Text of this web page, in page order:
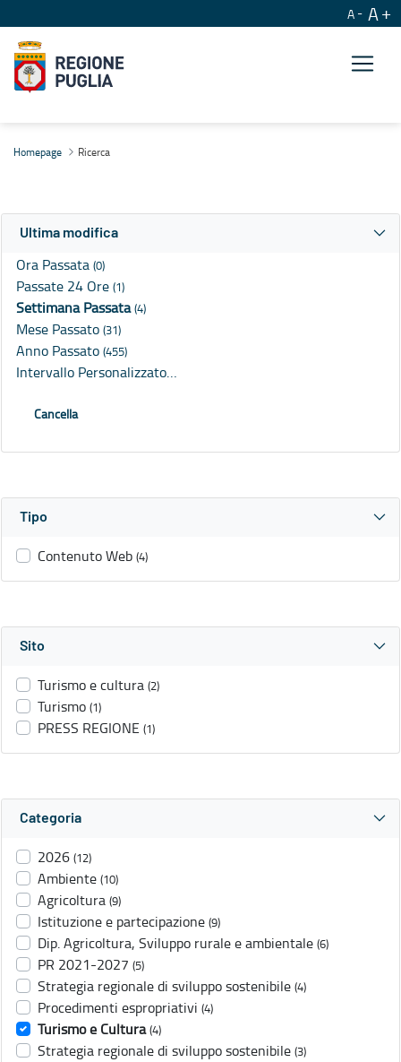
A A
Homepage Ricerca
Ultima modifica
Ora Passata (0)
Passate 24 Ore (1)
Settimana Passata(4)
Mese Passato (31)
Anno Passato (455)
Intervallo Personalizzato…
Cancella
Tipo
Contenuto Web (4)
Sito
Turismo e cultura (2)
Turismo (1)
PRESS REGIONE (1)
Categoria
2026 (12)
Ambiente (10)
Agricoltura (9)
Istituzione e partecipazione (9)
Dip. Agricoltura, Sviluppo rurale e ambientale (6)
PR 2021-2027 (5)
Strategia regionale di sviluppo sostenibile (4)
Procedimenti espropriativi (4)
Turismo e Cultura (4)
Strategia regionale di sviluppo sostenibile (3)